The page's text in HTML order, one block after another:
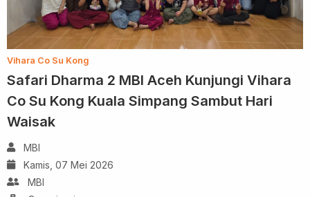
Vihara Co Su Kong
Safari Dharma 2 MBI Aceh Kunjungi Vihara
Co Su Kong Kuala Simpang Sambut Hari
Waisak
MBI
Kamis, 07 Mei 2026
MBI